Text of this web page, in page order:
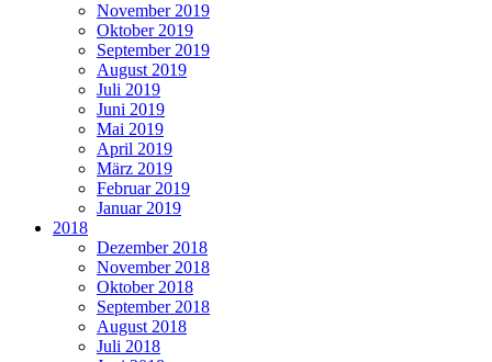
November 2019
Oktober 2019
September 2019
August 2019
Juli 2019
Juni 2019
Mai 2019
April 2019
März 2019
Februar 2019
Januar 2019
2018
Dezember 2018
November 2018
Oktober 2018
September 2018
August 2018
Juli 2018